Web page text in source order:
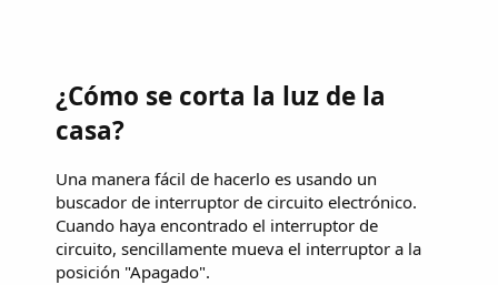
¿Cómo se corta la luz de la
casa?
Una manera fácil de hacerlo es usando un
buscador de interruptor de circuito electrónico.
Cuando haya encontrado el interruptor de
circuito, sencillamente mueva el interruptor a la
posición "Apagado".